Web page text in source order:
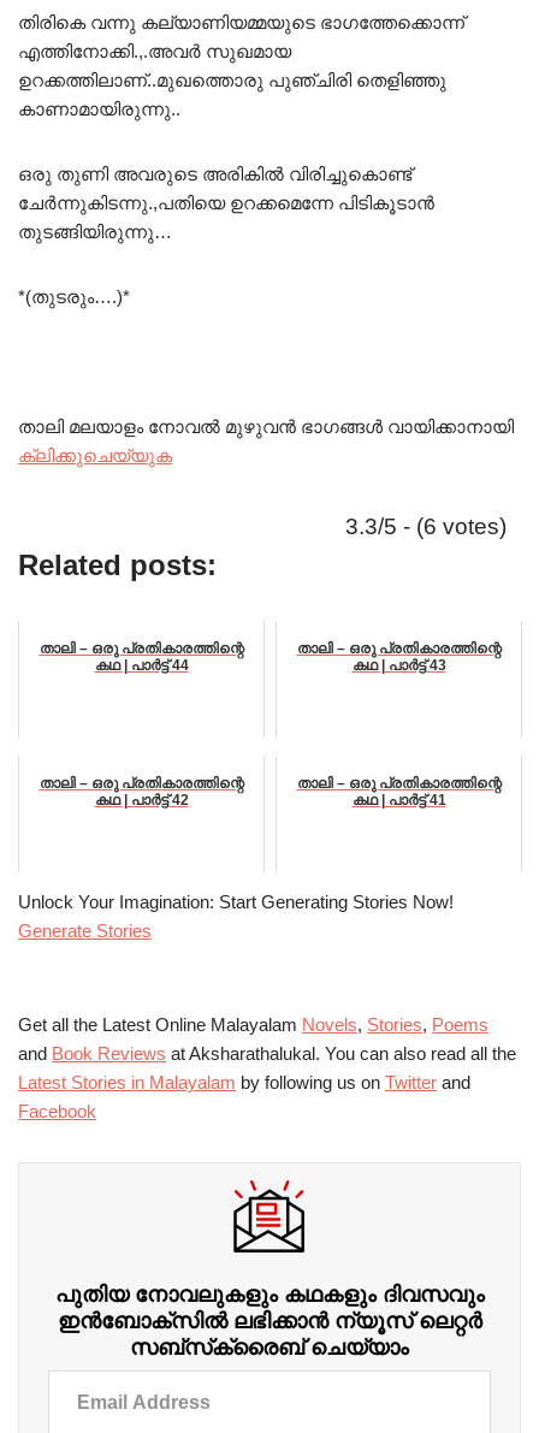
തിരികെ വന്നു കല്യാണിയമ്മയുടെ ഭാഗത്തേക്കൊന്ന്
എത്തിനോക്കി.,.അവർ സുഖമായ
ഉറക്കത്തിലാണ്..മുഖത്തൊരു പുഞ്ചിരി തെളിഞ്ഞു
കാണാമായിരുന്നു..
ഒരു തുണി അവരുടെ അരികിൽ വിരിച്ചുകൊണ്ട്
ചേർന്നുകിടന്നു.,പതിയെ ഉറക്കമെന്നേ പിടികൂടാൻ
തുടങ്ങിയിരുന്നു…
*(തുടരും….)*
താലി മലയാളം നോവൽ മുഴുവൻ ഭാഗങ്ങൾ വായിക്കാനായി
ക്ലിക്കുചെയ്യുക
3.3/5 - (6 votes)
Related posts:
താലി – ഒരു പ്രതികാരത്തിന്റെ
കഥ | പാർട്ട്‌ 44
താലി – ഒരു പ്രതികാരത്തിന്റെ
കഥ | പാർട്ട്‌ 43
താലി – ഒരു പ്രതികാരത്തിന്റെ
കഥ | പാർട്ട്‌ 42
താലി – ഒരു പ്രതികാരത്തിന്റെ
കഥ | പാർട്ട്‌ 41
Unlock Your Imagination: Start Generating Stories Now!
Generate Stories
Get all the Latest Online Malayalam Novels, Stories, Poems
and Book Reviews at Aksharathalukal. You can also read all the
Latest Stories in Malayalam by following us on Twitter and
Facebook
പുതിയ നോവലുകളും കഥകളും ദിവസവും
ഇന്‍ബോക്‌സില്‍ ലഭിക്കാന്‍ ന്യൂസ് ലെറ്റർ
സബ്‌സ്‌ക്രൈബ് ചെയ്യാം